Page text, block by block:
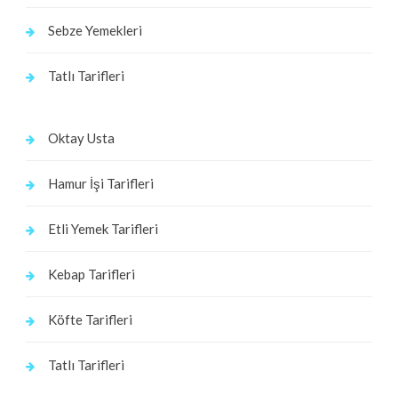
Sebze Yemekleri
Tatlı Tarifleri
Oktay Usta
Hamur İşi Tarifleri
Etli Yemek Tarifleri
Kebap Tarifleri
Köfte Tarifleri
Tatlı Tarifleri